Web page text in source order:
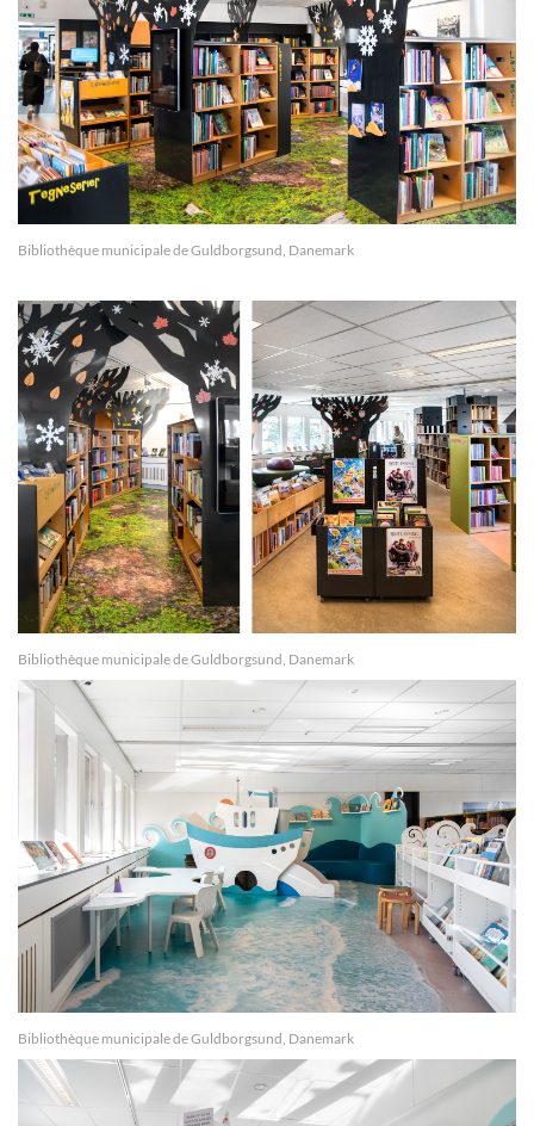
Bibliothèque municipale de Guldborgsund, Danemark
Bibliothèque municipale de Guldborgsund, Danemark
Bibliothèque municipale de Guldborgsund, Danemark